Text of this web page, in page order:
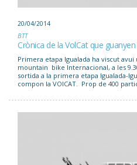
20/04/2014
BTT
Crònica de la VolCat que
Primera etapa Igualada ha viscut
mountain bike Internacional, a les
sortida a la primera etapa Igualada-
compon la VOlCAT. Prop de 400